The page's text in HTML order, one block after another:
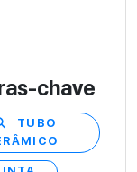
chave
TUBO